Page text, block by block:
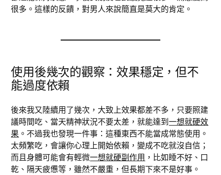
很多。這樣的反饋，對男人來說簡直是莫大的肯定。
使用後幾次的觀察：效果穩定，但不
能過度依賴
後來我又陸續用了幾次，大致上效果都差不多，只要照建
議時間吃、當天精神狀況不要太差，就能達到一想就硬效
果 。不過我也發現一件事：這種東西不能當成常態使用。
太頻繁吃，會讓你心理上開始依賴，變成不吃就沒自信；
而且身體可能會有輕微一想就硬副作用 ，比如睡不好、口
乾、隔天疲憊等，雖然不嚴重，但長期下來不是好事。